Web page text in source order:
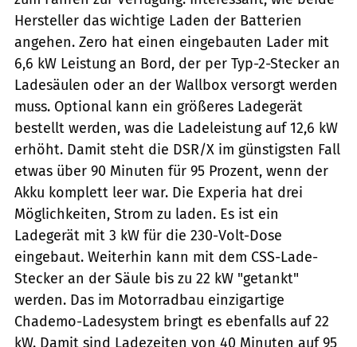
Hersteller das wichtige Laden der Batterien
angehen. Zero hat einen eingebauten Lader mit
6,6 kW Leistung an Bord, der per Typ-2-Stecker an
Ladesäulen oder an der Wallbox versorgt werden
muss. Optional kann ein größeres Ladegerät
bestellt werden, was die Ladeleistung auf 12,6 kW
erhöht. Damit steht die DSR/X im günstigsten Fall
etwas über 90 Minuten für 95 Prozent, wenn der
Akku komplett leer war. Die Experia hat drei
Möglichkeiten, Strom zu laden. Es ist ein
Ladegerät mit 3 kW für die 230-Volt-Dose
eingebaut. Weiterhin kann mit dem CSS-Lade-
Stecker an der Säule bis zu 22 kW "getankt"
werden. Das im Motorradbau einzigartige
Chademo-Ladesystem bringt es ebenfalls auf 22
kW. Damit sind Ladezeiten von 40 Minuten auf 95